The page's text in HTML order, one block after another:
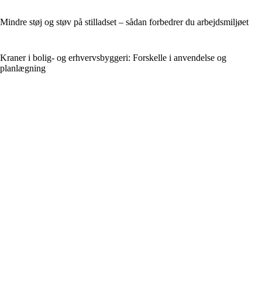
Mindre støj og støv på stilladset – sådan forbedrer du arbejdsmiljøet
Kraner i bolig- og erhvervsbyggeri: Forskelle i anvendelse og
planlægning